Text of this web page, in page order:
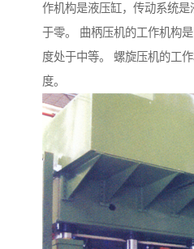
作机构是液压缸，传动系统
于零。 曲柄压机的工作机构
度处于中等。 螺旋压机的工
度。